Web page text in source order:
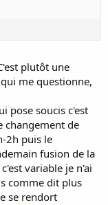
plutôt une
me questionne,
pose soucis c'est
changement de
2h puis le
fusion de la
variable je n'ai
comme dit plus
se rendort